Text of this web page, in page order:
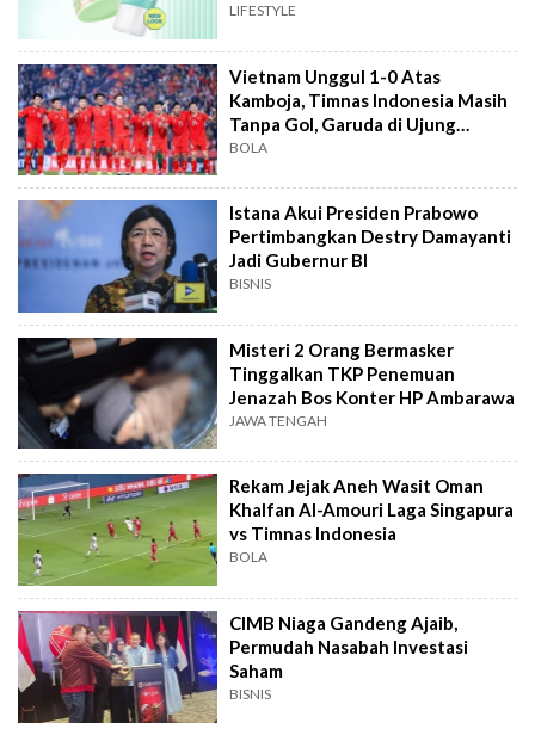
LIFESTYLE
Vietnam Unggul 1-0 Atas
Kamboja, Timnas Indonesia Masih
Tanpa Gol, Garuda di Ujung
Tanduk
BOLA
Istana Akui Presiden Prabowo
Pertimbangkan Destry Damayanti
Jadi Gubernur BI
BISNIS
Misteri 2 Orang Bermasker
Tinggalkan TKP Penemuan
Jenazah Bos Konter HP Ambarawa
JAWA TENGAH
Rekam Jejak Aneh Wasit Oman
Khalfan Al-Amouri Laga Singapura
vs Timnas Indonesia
BOLA
CIMB Niaga Gandeng Ajaib,
Permudah Nasabah Investasi
Saham
BISNIS